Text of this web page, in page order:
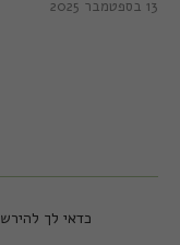
13 בספטמבר 2025
כדאי לך